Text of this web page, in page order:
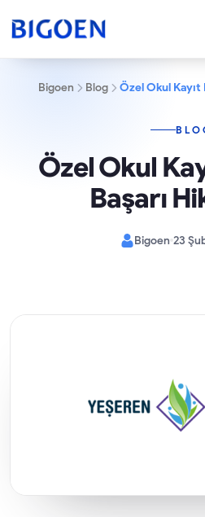
Bigoen Blog Özel Okul Kayıt
Özel Okul
Başarı
Bigoen 23